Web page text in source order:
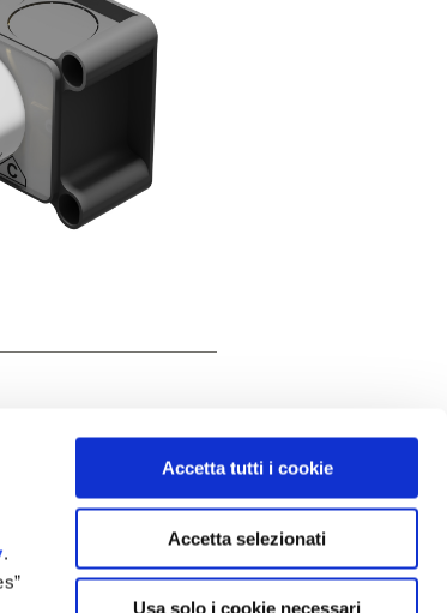
.
Accetta tutti i cookie
Accetta selezionati
Usa solo i cookie necessari